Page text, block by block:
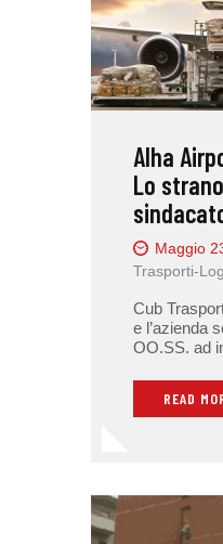
Alha
Lo
Maggio
Trasporti-
Cub
e l’azienda
OO.SS. ad
READ